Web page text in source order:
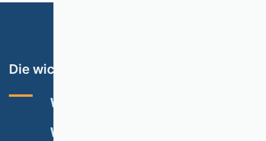
Die wichtigsten Themen
VHB-RATING 2024
VERANSTALTUNGEN